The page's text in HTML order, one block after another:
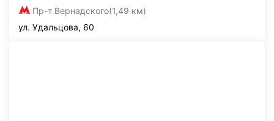
Пр-т Вернадского(1,49 км)
ул. Удальцова, 60